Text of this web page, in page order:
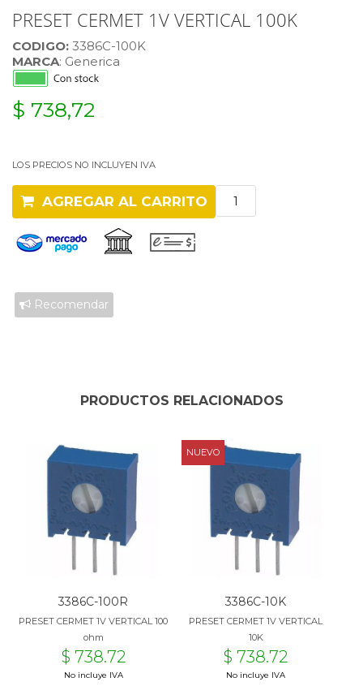
PRESET CERMET 1V VERTICAL 100K
CODIGO: 3386C-100K
MARCA: Generica
$ 738,72
LOS PRECIOS NO INCLUYEN IVA
AGREGAR AL CARRITO
Recomendar
PRODUCTOS RELACIONADOS
3386C-100R
PRESET CERMET 1V VERTICAL 100
ohm
$ 738.72
No incluye IVA
NUEVO
3386C-10K
PRESET CERMET 1V VERTICAL
10K
$ 738.72
No incluye IVA